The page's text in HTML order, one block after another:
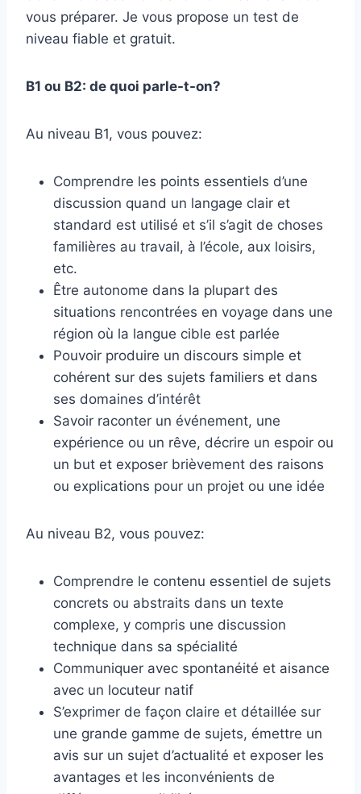
vous préparer. Je vous propose un test de
niveau fiable et gratuit.
B1 ou B2: de quoi parle-t-on?
Au niveau B1, vous pouvez:
Comprendre les points essentiels d’une
discussion quand un langage clair et
standard est utilisé et s’il s’agit de choses
familières au travail, à l’école, aux loisirs,
etc.
Être autonome dans la plupart des
situations rencontrées en voyage dans une
région où la langue cible est parlée
Pouvoir produire un discours simple et
cohérent sur des sujets familiers et dans
ses domaines d’intérêt
Savoir raconter un événement, une
expérience ou un rêve, décrire un espoir ou
un but et exposer brièvement des raisons
ou explications pour un projet ou une idée
Au niveau B2, vous pouvez:
Comprendre le contenu essentiel de sujets
concrets ou abstraits dans un texte
complexe, y compris une discussion
technique dans sa spécialité
Communiquer avec spontanéité et aisance
avec un locuteur natif
S’exprimer de façon claire et détaillée sur
une grande gamme de sujets, émettre un
avis sur un sujet d’actualité et exposer les
avantages et les inconvénients de